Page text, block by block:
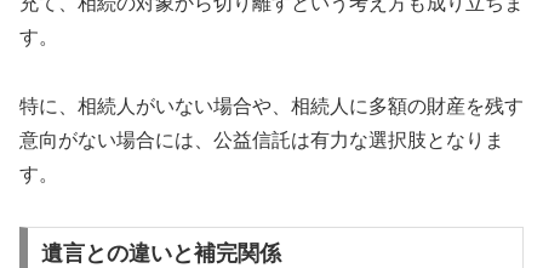
す。
特に、相続人がいない場合や、相続人に多額の財産を残す
意向がない場合には、公益信託は有力な選択肢となりま
す。
遺言との違いと補完関係